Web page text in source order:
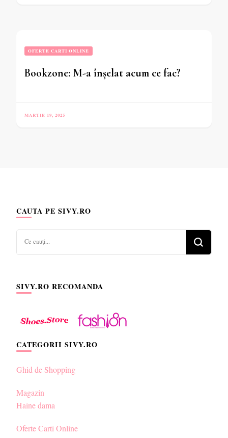
OFERTE CARTI ONLINE
Bookzone: M-a înșelat acum ce fac?
MARTIE 19, 2025
CAUTA PE SIVY.RO
SIVY.RO RECOMANDA
CATEGORII SIVY.RO
Ghid de Shopping
Magazin
Haine dama
Oferte Carti Online